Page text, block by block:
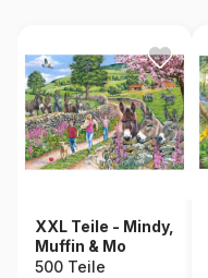
XXL Teile - Mindy,
Muffin & Mo
500 Teile